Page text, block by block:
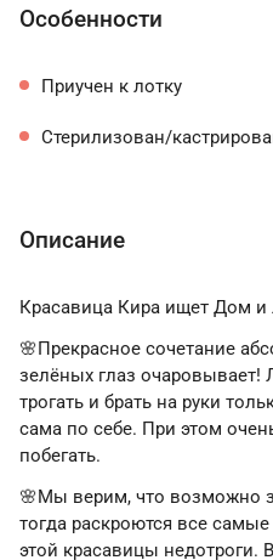
Особенности
Приучен к лотку
Стерилизован/
Описание
Красавица Кира ищет Дом
🌸Прекрасное сочетание
зелёных глаз
трогать и брать на руки
сама по себе. При этом
побегать.
🌸Мы верим, что возможно
тогда раскроются все
этой красавицы недотроги.